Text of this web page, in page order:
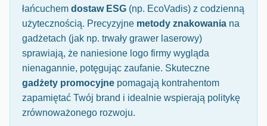
łańcuchem dostaw ESG (np. EcoVadis) z codzienną
użytecznością. Precyzyjne metody znakowania na
gadżetach (jak np. trwały grawer laserowy)
sprawiają, że naniesione logo firmy wygląda
nienagannie, potęgując zaufanie. Skuteczne
gadżety promocyjne pomagają kontrahentom
zapamiętać Twój brand i idealnie wspierają politykę
zrównoważonego rozwoju.